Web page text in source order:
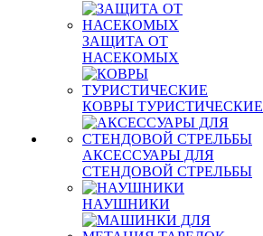
ЗАЩИТА ОТ
НАСЕКОМЫХ
КОВРЫ ТУРИСТИЧЕСКИЕ
АКСЕССУАРЫ ДЛЯ
СТЕНДОВОЙ СТРЕЛЬБЫ
НАУШНИКИ